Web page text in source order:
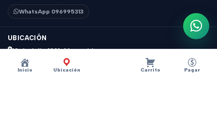
Inicio Ubicación Carrito Pagar
WhatsApp 096995313
UBICACIÓN
18 de Julio 1831, Montevideo
Horario: 9 a 18 hs